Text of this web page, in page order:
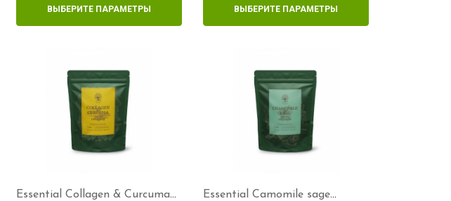
€3.40
–
ВЫБЕРИТЕ ПАРАМЕТРЫ
€8.60
–
ВЫБЕРИТЕ ПАРАМЕТРЫ
Essential Collagen & Curcuma
Essential Camomile sage